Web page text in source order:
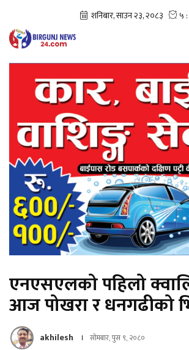
एनएसएलको पहिलो
आज पोखरा र धनगढीको
akhilesh सोमबार, पुस ९, २०८०